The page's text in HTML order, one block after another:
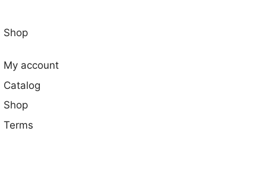
Shop
My account
Catalog
Shop
Terms